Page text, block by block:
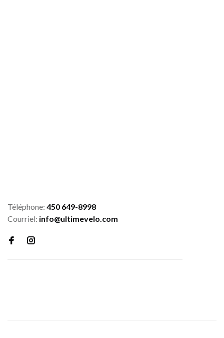
Téléphone: 450 649-8998
Courriel: info@ultimevelo.com